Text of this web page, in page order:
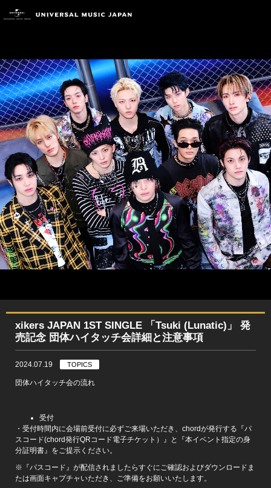
xikers JAPAN 1ST SINGLE 「Tsuki (Lunatic)」 発
売記念 団体ハイタッチ会詳細と注意事項
2024.07.19 TOPICS
団体ハイタッチ会の流れ
受付
・受付時間内に会場前受付に必ずご来場いただき、chordが発行する『パ
スコード(chord発行QRコード電子チケット）』と『本イベント指定の身
分証明書』をご提示ください。
※『パスコード』が配信されましたらすぐにご確認およびダウンロードま
たは画面キャプチャいただき、ご準備をお願いいたします。